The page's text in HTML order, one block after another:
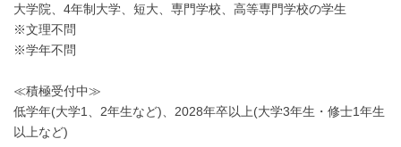
大学院、4年制大学、短大、専門学校、高等専門学校の学生
※文理不問
※学年不問
≪積極受付中≫
低学年(大学1、2年生など)、2028年卒以上(大学3年生・修士1年生
以上など)